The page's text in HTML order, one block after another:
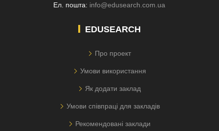
Ел. пошта: info@edusearch.com.ua
EDUSEARCH
Про проект
Умови використання
Як додати заклад
Умови співпраці для закладів
Рекомендовані заклади